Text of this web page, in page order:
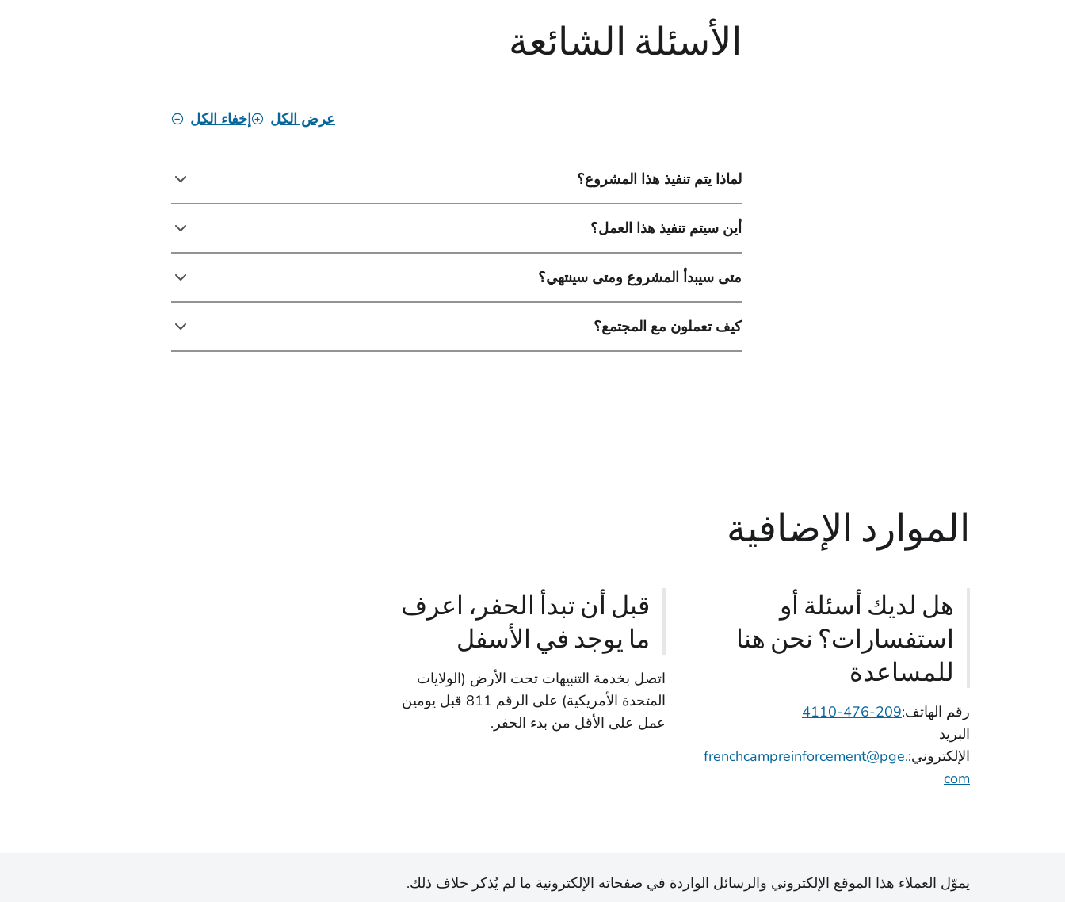
الأسئلة الشائعة
عرض الكل إخفاء الكل
لماذا يتم تنفيذ هذا المشروع؟
أين سيتم تنفيذ هذا العمل؟
متى سيبدأ المشروع ومتى سينتهي؟
كيف تعملون مع المجتمع؟
الموارد الإضافية
هل لديك أسئلة أو
استفسارات؟ نحن هنا
للمساعدة
رقم الهاتف:209-476-4110
البريد
الإلكتروني:frenchcampreinforcement@pge.
com
قبل أن تبدأ الحفر، اعرف
ما يوجد في الأسفل
اتصل بخدمة التنبيهات تحت الأرض (الولايات
المتحدة الأمريكية) على الرقم 811 قبل يومين
عمل على الأقل من بدء الحفر.
يموّل العملاء هذا الموقع الإلكتروني والرسائل الواردة في صفحاته الإلكترونية ما لم يُذكر خلاف ذلك.